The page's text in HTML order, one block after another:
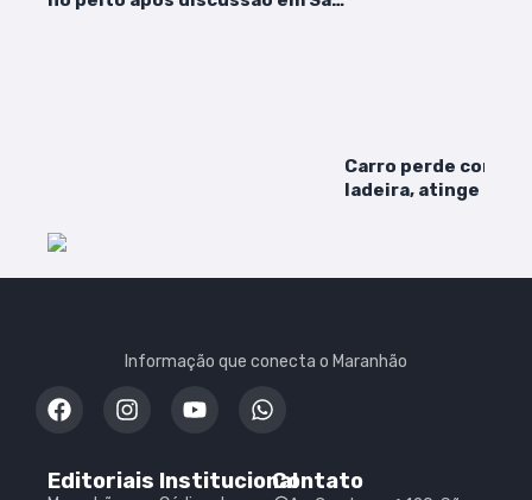
Carro perde
ladeira, atinge
Informação que conecta o Maranhão
Editoriais InstitucionalContato